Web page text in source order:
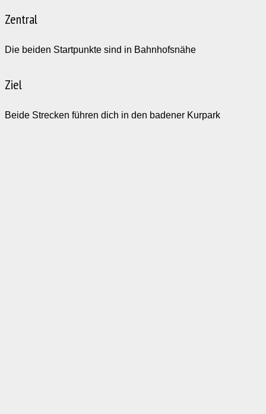
Zentral
Die beiden Startpunkte sind in Bahnhofsnähe
Ziel
Beide Strecken führen dich in den badener Kurpark